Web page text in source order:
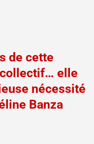
de cette
elle
nécessité
Banza